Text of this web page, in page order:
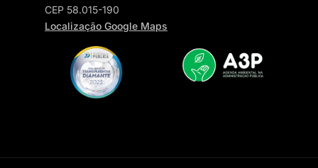
CEP 58.015-190
Localização Google Maps